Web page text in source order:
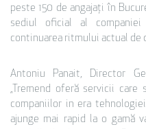
peste 150 de angajați în
sediul oficial al
continuarea ritmului actual de
Antoniu Panait, Director
„Tremend oferă servicii
companiilor in era
ajunge mai rapid la o gamă